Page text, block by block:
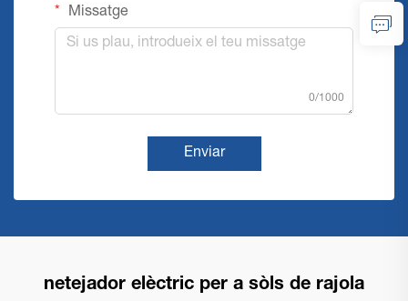
Missatge
0/1000
Enviar
netejador elèctric per a sòls de rajola